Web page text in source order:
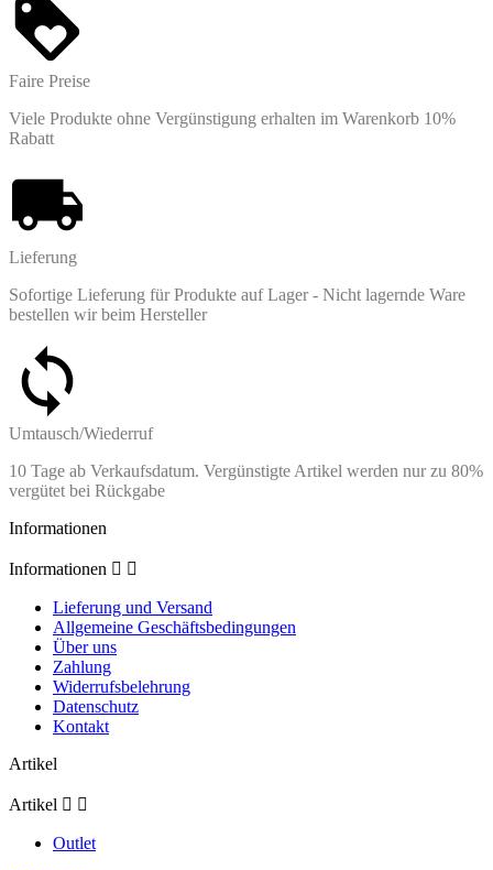
Faire Preise
Viele Produkte ohne Vergünstigung erhalten im Warenkorb 10%
Rabatt
Lieferung
Sofortige Lieferung für Produkte auf Lager - Nicht lagernde Ware
bestellen wir beim Hersteller
Umtausch/Wiederruf
10 Tage ab Verkaufsdatum. Vergünstigte Artikel werden nur zu 80%
vergütet bei Rückgabe
Informationen
Informationen  
Lieferung und Versand
Allgemeine Geschäftsbedingungen
Über uns
Zahlung
Widerrufsbelehrung
Datenschutz
Kontakt
Artikel
Artikel  
Outlet